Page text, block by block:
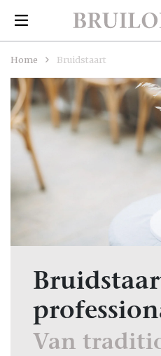
Home Bruidstaart
Van